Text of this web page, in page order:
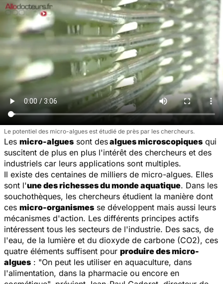
Le potentiel des micro-algues est étudié de près par les chercheurs.
Les micro-algues sont desalgues microscopiques qui
suscitent de plus en plus l'intérêt des chercheurs et des
industriels car leurs applications sont multiples.
Il existe des centaines de milliers de micro-algues. Elles
sont l'une des richesses du monde aquatique. Dans les
souchothèques, les chercheurs étudient la manière dont
ces micro-organismes se développent mais aussi leurs
mécanismes d'action. Les différents principes actifs
intéressent tous les secteurs de l'industrie. Des sacs, de
l'eau, de la lumière et du dioxyde de carbone (CO2), ces
quatre éléments suffisent pour produire des micro-
algues : "On peut les utiliser en aquaculture, dans
l'alimentation, dans la pharmacie ou encore en